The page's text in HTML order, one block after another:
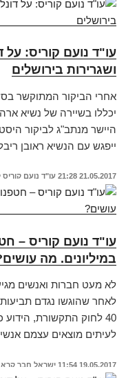
עו"ד נועם קוריס: על
ושגרירות בירושלים
יכללו בשיירה של נשיא
היישר מנתב"ג לביקור
ייפגש עם הנשיא ראובן
21.05.2017
21:28 עו"ד נועם קוריס
עו"ד נועם קוריס –
במיליונים. מה
לא מעט חברות ואנשים
לאחר שהוגשו נגדם תביעות
40 לחוק התקשורת,
לעיתים מוצאים עצמם
19.05.2017
11:54 ישראל חבר קרא